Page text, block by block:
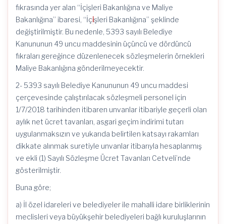
fıkrasında yer alan “İçişleri Bakanlığına ve Maliye
Bakanlığına” ibaresi, “İçişleri Bakanlığına” şeklinde
değiştirilmiştir. Bu nedenle, 5393 sayılı Belediye
Kanununun 49 uncu maddesinin üçüncü ve dördüncü
fıkraları gereğince düzenlenecek sözleşmelerin örnekleri
Maliye Bakanlığına gönderilmeyecektir.
2- 5393 sayılı Belediye Kanununun 49 uncu maddesi
çerçevesinde çalıştırılacak sözleşmeli personel için
1/7/2018 tarihinden itibaren unvanlar itibariyle geçerli olan
aylık net ücret tavanları, asgari geçim indirimi tutarı
uygulanmaksızın ve yukarıda belirtilen katsayı rakamları
dikkate alınmak suretiyle unvanlar itibarıyla hesaplanmış
ve ekli (1) Sayılı Sözleşme Ücret Tavanları Cetveli’nde
gösterilmiştir.
Buna göre;
a) İl özel idareleri ve belediyeler ile mahalli idare birliklerinin
meclisleri veya büyükşehir belediyeleri bağlı kuruluşlarının